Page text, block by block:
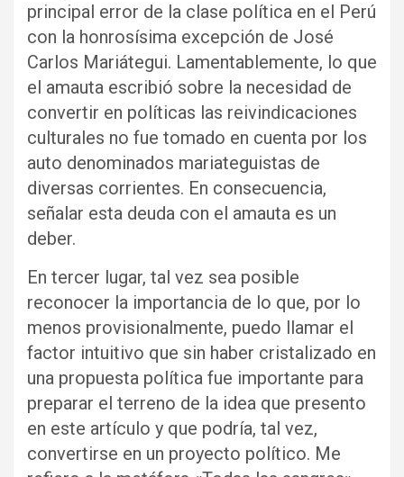
principal error de la clase política en el Perú
con la honrosísima excepción de José
Carlos Mariátegui. Lamentablemente, lo que
el amauta escribió sobre la necesidad de
convertir en políticas las reivindicaciones
culturales no fue tomado en cuenta por los
auto denominados mariateguistas de
diversas corrientes. En consecuencia,
señalar esta deuda con el amauta es un
deber.
En tercer lugar, tal vez sea posible
reconocer la importancia de lo que, por lo
menos provisionalmente, puedo llamar el
factor intuitivo que sin haber cristalizado en
una propuesta política fue importante para
preparar el terreno de la idea que presento
en este artículo y que podría, tal vez,
convertirse en un proyecto político. Me